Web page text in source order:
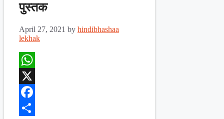
पुस्तक
April 27, 2021 by hindibhashaa
lekhak
WhatsApp
X
Facebook